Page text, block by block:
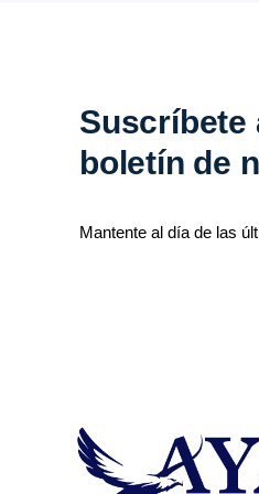
Suscríbete
boletín de
Mantente al día de las